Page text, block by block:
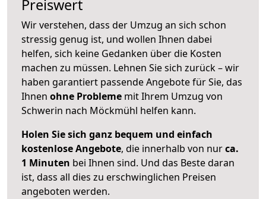
Preiswert
Wir verstehen, dass der Umzug an sich schon
stressig genug ist, und wollen Ihnen dabei
helfen, sich keine Gedanken über die Kosten
machen zu müssen. Lehnen Sie sich zurück – wir
haben garantiert passende Angebote für Sie, das
Ihnen ohne Probleme mit Ihrem Umzug von
Schwerin nach Möckmühl helfen kann.
Holen Sie sich ganz bequem und einfach
kostenlose Angebote, die innerhalb von nurca.
1 Minuten bei Ihnen sind. Und das Beste daran
ist, dass all dies zu erschwinglichen Preisen
angeboten werden.